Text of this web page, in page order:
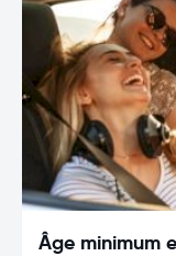
Âge minimum